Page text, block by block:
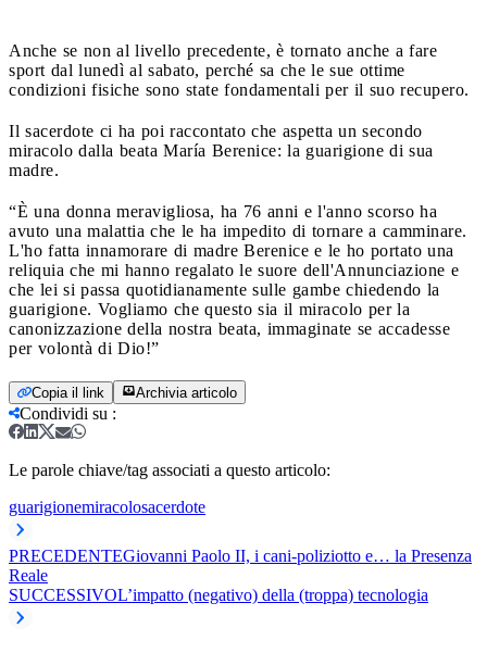
Anche se non al livello precedente, è tornato anche a fare
sport dal lunedì al sabato, perché sa che le sue ottime
condizioni fisiche sono state fondamentali per il suo recupero.
Il sacerdote ci ha poi raccontato che aspetta un secondo
miracolo dalla beata María Berenice: la guarigione di sua
madre.
“È una donna meravigliosa, ha 76 anni e l'anno scorso ha
avuto una malattia che le ha impedito di tornare a camminare.
L'ho fatta innamorare di madre Berenice e le ho portato una
reliquia che mi hanno regalato le suore dell'Annunciazione e
che lei si passa quotidianamente sulle gambe chiedendo la
guarigione. Vogliamo che questo sia il miracolo per la
canonizzazione della nostra beata, immaginate se accadesse
per volontà di Dio!”
Copia il link Archivia articolo
Condividi su :
Le parole chiave/tag associati a questo articolo:
guarigionemiracolosacerdote
PRECEDENTEGiovanni Paolo II, i cani-poliziotto e… la Presenza
Reale
SUCCESSIVOL’impatto (negativo) della (troppa) tecnologia